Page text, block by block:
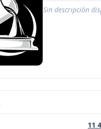
Sin descripción
11